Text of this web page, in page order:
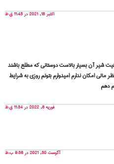
اکتبر 18, 2021 در 11:43 ق.ظ
شیر آن بسیار بالاست دوستانی که مطلع باشند
مالی امکان ندارم امیدوارم بتونم روزی به شرایط
دهم
فوریه 6, 2022 در 11:34 ق.ظ
آگوست 30, 2021 در 9:36 ب.ظ